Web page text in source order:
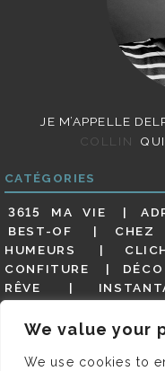
We value your
We use cookies to
JE M’APPELLE
COLLIN
CATÉGORIES
3615 MA VIE
BEST-OF
CHEZ
HUMEURS
CONFITURE
DÉCO
RÊVE
MES ADRESSES
GUIDE
PARIS EN